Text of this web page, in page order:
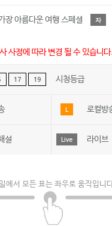
장 아름다운 여행 스페셜 자
사정에 따라 변경 될 수 있습니다.
17 19 시청등급
L 로컬방
설 Live 라이브
에서 모든 표는 좌우로 움직입니